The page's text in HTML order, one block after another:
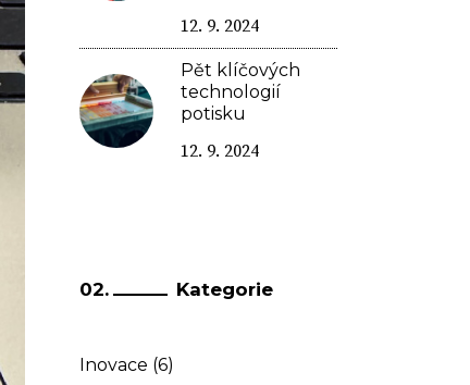
12. 9. 2024
Pět klíčových
technologií
potisku
12. 9. 2024
Kategorie
Inovace (6)